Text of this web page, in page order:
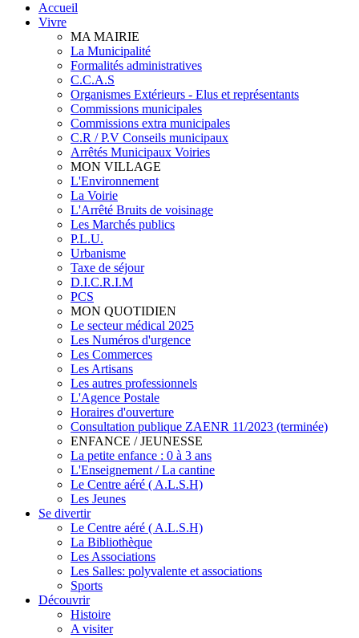
Accueil
Vivre
MA MAIRIE
La Municipalité
Formalités administratives
C.C.A.S
Organismes Extérieurs - Elus et représentants
Commissions municipales
Commissions extra municipales
C.R / P.V Conseils municipaux
Arrêtés Municipaux Voiries
MON VILLAGE
L'Environnement
La Voirie
L'Arrêté Bruits de voisinage
Les Marchés publics
P.L.U.
Urbanisme
Taxe de séjour
D.I.C.R.I.M
PCS
MON QUOTIDIEN
Le secteur médical 2025
Les Numéros d'urgence
Les Commerces
Les Artisans
Les autres professionnels
L'Agence Postale
Horaires d'ouverture
Consultation publique ZAENR 11/2023 (terminée)
ENFANCE / JEUNESSE
La petite enfance : 0 à 3 ans
L'Enseignement / La cantine
Le Centre aéré ( A.L.S.H)
Les Jeunes
Se divertir
Le Centre aéré ( A.L.S.H)
La Bibliothèque
Les Associations
Les Salles: polyvalente et associations
Sports
Découvrir
Histoire
A visiter